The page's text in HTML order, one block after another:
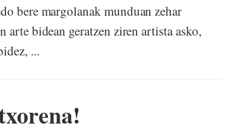
bere margolanak munduan zehar
arte bidean geratzen ziren artista asko,
...